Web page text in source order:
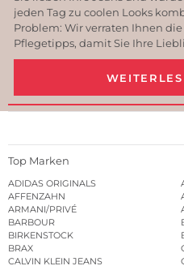
jeden Tag zu coolen Looks
Problem: Wir verraten Ihnen die
Pflegetipps, damit Sie Ihre
Jahre lang begleiten.
Top Marken
ADIDAS ORIGINALS
AFFENZAHN
ARMANI/PRIVÉ
BARBOUR
BIRKENSTOCK
BRAX
CALVIN KLEIN JEANS